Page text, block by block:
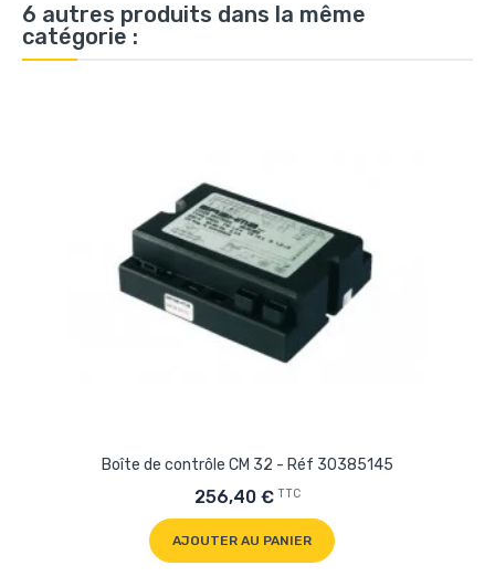
6 autres produits dans la même
catégorie :
Boîte de contrôle CM 32 - Réf 30385145
256,40 € TTC
AJOUTER AU PANIER